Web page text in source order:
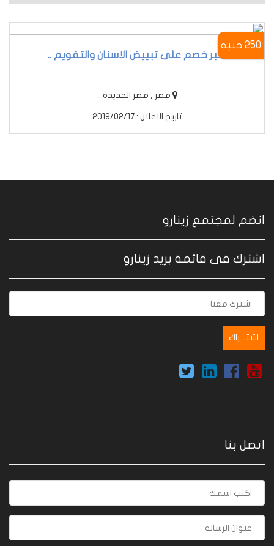
250 جنيه
اكبر خصم على تبييض الاسنان والتقويم ..
مصر , مصر الجديدة ..
تاريخ الاعلان : 2019/02/17
انضم لمجتمع زينارو
اشترك فى قائمة بريد زينارو
اتصل بنا